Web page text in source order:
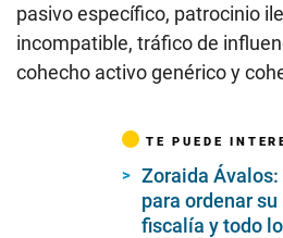
pasivo específico, patrocinio
incompatible, tráfico de
cohecho activo genérico y
TE PUEDE
Zoraida Ávalos:
para ordenar
fiscalía y todo